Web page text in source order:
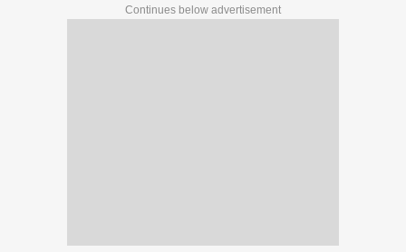
Continues below advertisement